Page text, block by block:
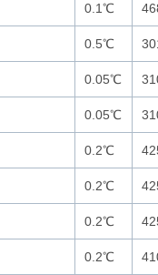
0.1℃
0.5℃
0.05℃
0.05℃
0.2℃
0.2℃
0.2℃
0.2℃